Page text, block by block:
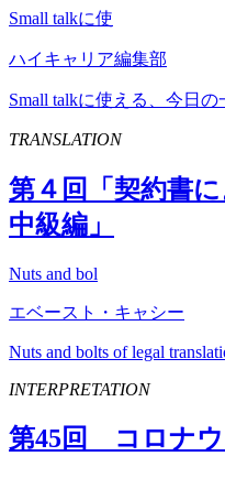
Small talkに使
ハイキャリア編集部
Small talkに使える、今日の
TRANSLATION
第４回「契約書
中級編」
Nuts and bol
エベースト・キャシー
Nuts and bolts of legal
INTERPRETATION
第45回 コロナウ